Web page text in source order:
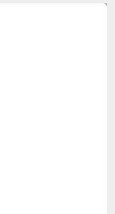
o
técnico en